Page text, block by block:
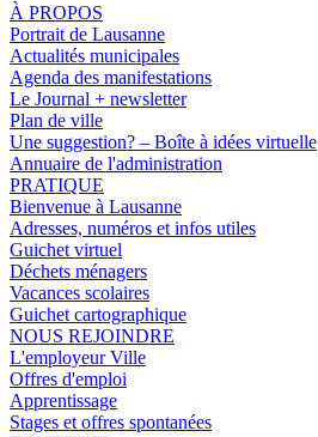
À PROPOS
Portrait de Lausanne
Actualités municipales
Agenda des manifestations
Le Journal + newsletter
Plan de ville
Une suggestion? – Boîte à idées virtuelle
Annuaire de l'administration
PRATIQUE
Bienvenue à Lausanne
Adresses, numéros et infos utiles
Guichet virtuel
Déchets ménagers
Vacances scolaires
Guichet cartographique
NOUS REJOINDRE
L'employeur Ville
Offres d'emploi
Apprentissage
Stages et offres spontanées